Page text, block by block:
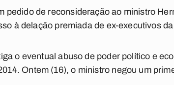
pedido de reconsideração ao ministro
à delação premiada de ex-executivos
o eventual abuso de poder político e
Ontem (16), o ministro negou um